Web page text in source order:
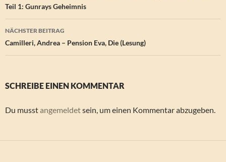
Teil 1: Gunrays Geheimnis
NÄCHSTER BEITRAG
Camilleri, Andrea – Pension Eva, Die (Lesung)
SCHREIBE EINEN KOMMENTAR
Du musstangemeldetsein, um einen Kommentar abzugeben.